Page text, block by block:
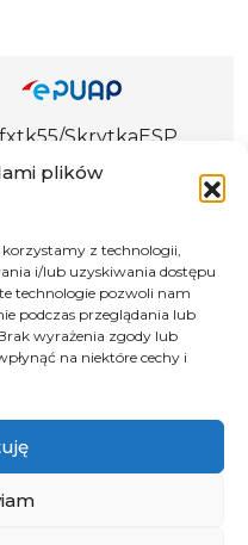
plików
z technologii,
i/lub uzyskiwania dostępu
technologie pozwoli nam
podczas przeglądania lub
wyrażenia zgody lub
na niektóre cechy i
SkrytkaESP
14